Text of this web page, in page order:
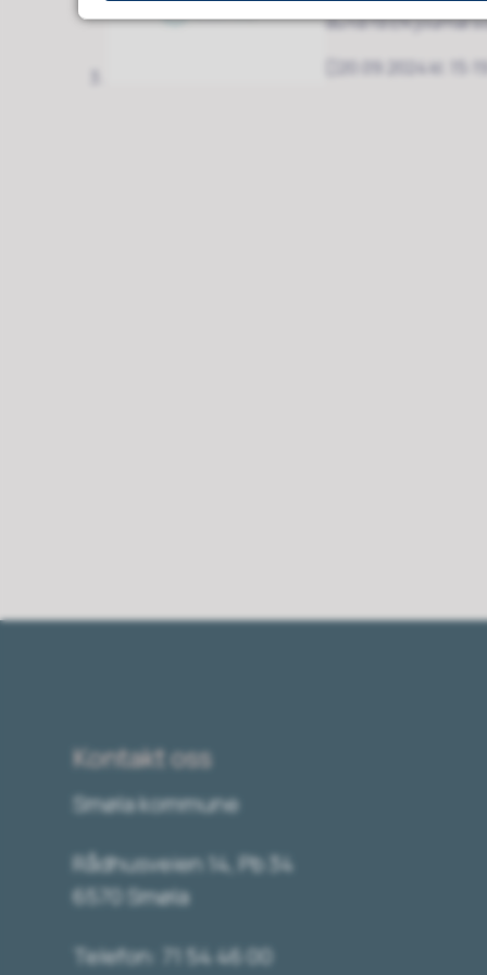
du nå få EN journal
Publisert
20.09.2024 kl. 15:19
Kontakt oss
Smøla kommune
Rådhusveien 14, Pb 34
6570 Smøla
Telefon: 71 54 46 00